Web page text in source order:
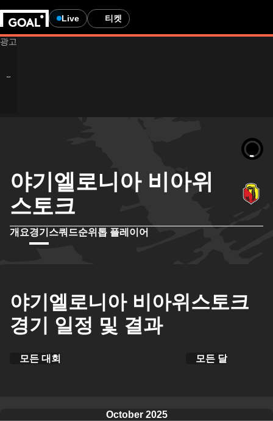
Live 티켓
야기엘로니아 비아위
스토크
개요경기 스쿼드순위 톱 플레이어
야기엘로니아 비아위스토크
경기 일정 및 결과
모든 대회 모든 달
October 2025